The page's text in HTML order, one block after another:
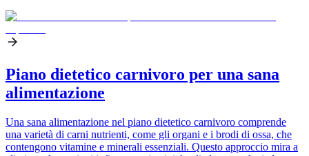
Piano dietetico carnivoro per una sana
alimentazione
Una sana alimentazione nel piano dietetico carnivoro comprende
una varietà di carni nutrienti, come gli organi e i brodi di ossa, che
contengono vitamine e minerali essenziali. Questo approccio mira a